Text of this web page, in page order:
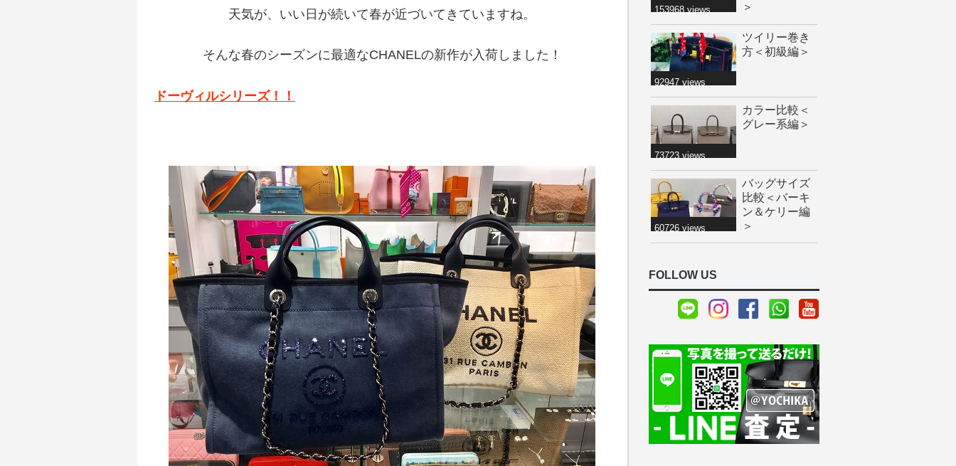
天気が、いい日が続いて春が近づいてきていますね。
そんな春のシーズンに最適なCHANELの新作が入荷しました！
ドーヴィルシリーズ！！
＞
153968 views
ツイリー巻き
方＜初級編＞
92947 views
カラー比較＜
グレー系編＞
73723 views
バッグサイズ
比較＜バーキ
ン＆ケリー編
＞
60726 views
FOLLOW US